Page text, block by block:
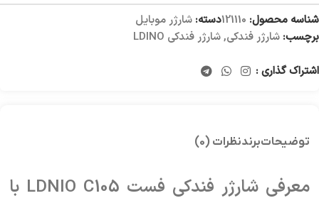
شناسه محصول: 121110دسته: شارژر موبایل
برچسب: شارژر فندکی,شارژر فندکی LDINO
اشتراک گذاری :
توضیحاتبرندنظرات (0)
معرفی شارژر فندکی فست LDNIO C105 با